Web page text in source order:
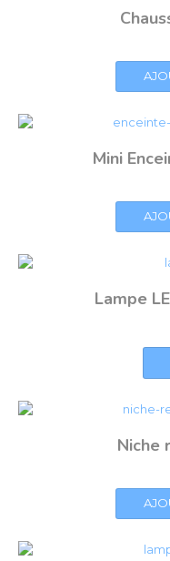
Mini
Lampe
Niche